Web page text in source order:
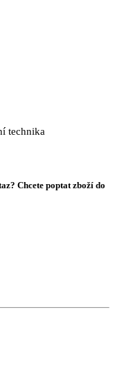
technika
Chcete poptat zboží do